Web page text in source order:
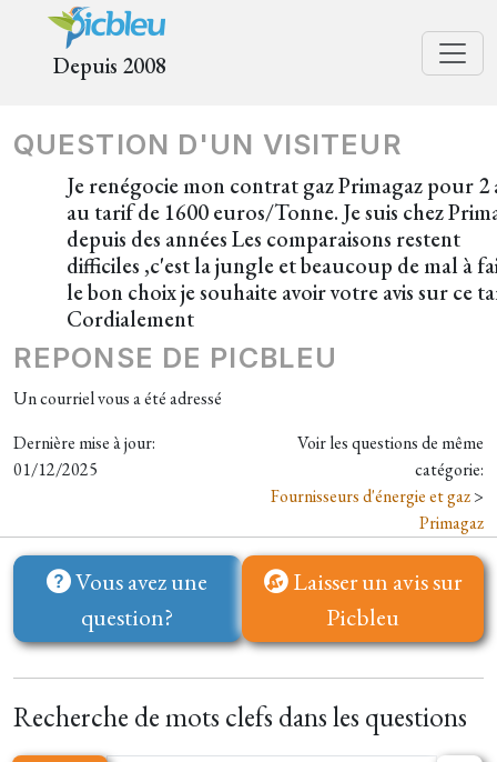
Depuis 2008
QUESTION D'UN VISITEUR
Je renégocie mon contrat gaz Primagaz pour 2
au tarif de 1600 euros/Tonne. Je suis chez
depuis des années Les comparaisons restent
difficiles ,c'est la jungle et beaucoup de mal à
le bon choix je souhaite avoir votre avis sur ce
Cordialement
REPONSE DE PICBLEU
Un courriel vous a été adressé
Dernière mise à jour:
01/12/2025
Voir les questions de même
catégorie:
Fournisseurs d'énergie et gaz>
Primagaz
Vous avez une
question?
Laisser un avis sur
Picbleu
Recherche de mots clefs dans les questions